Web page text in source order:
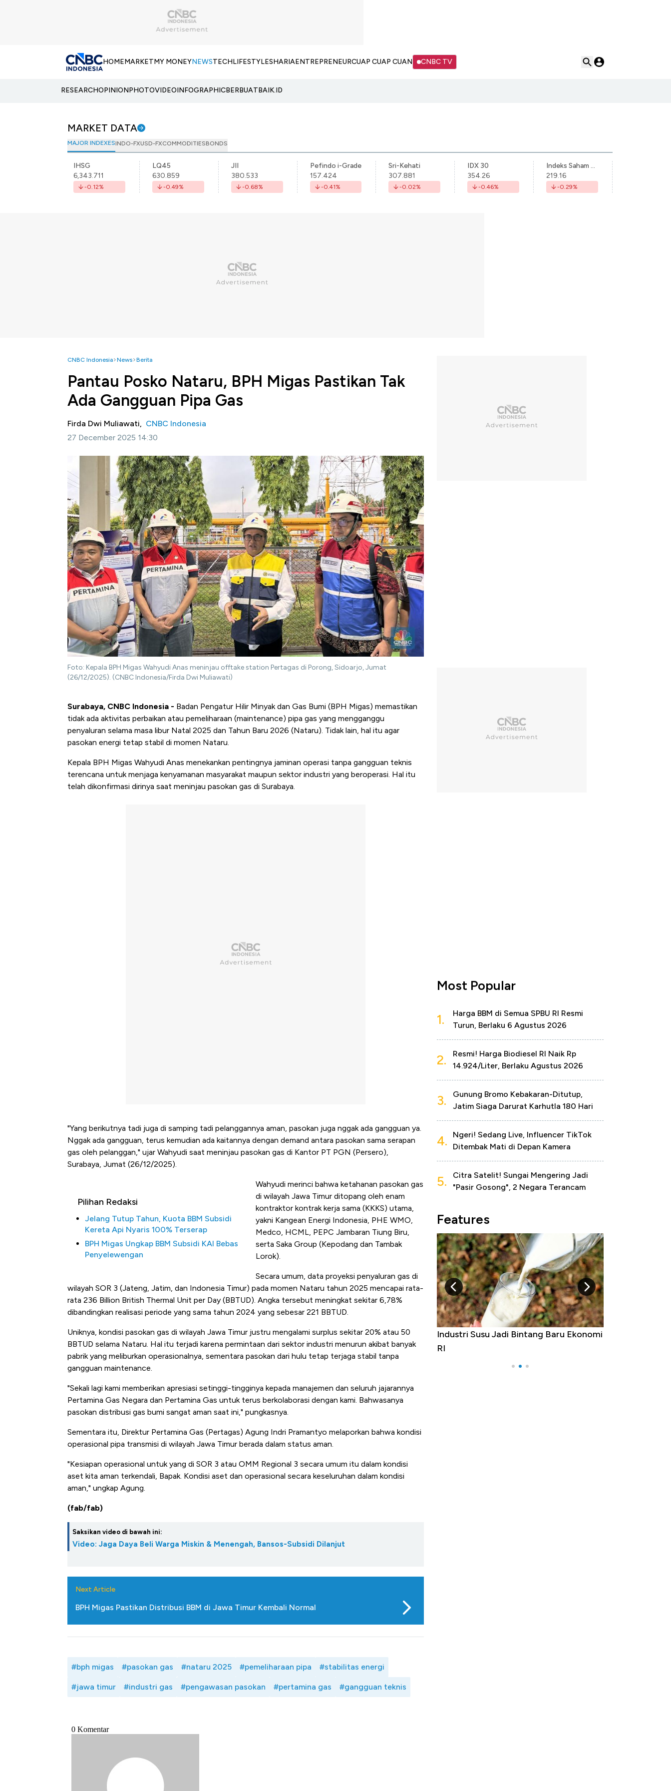
HOMEMARKETMY MONEYNEWSTECHLIFESTYLESHARIAENTREPRENEURCUAP CUAP CUAN CNBC TV
RESEARCHOPINIONPHOTOVIDEOINFOGRAPHICBERBUATBAIK.ID
MARKET DATA
MAJOR INDEXESINDO-FXUSD-FXCOMMODITIESBONDS
IHSG
6,343.711
-0.12%
LQ45
630.859
-0.49%
JII
380.533
-0.68%
Pefindo i-Grade
157.424
-0.41%
Sri-Kehati
307.881
-0.02%
IDX 30
354.26
-0.46%
Indeks Saham Syariah Indonesia
219.16
-0.29%
CNBC Indonesia News Berita
Pantau Posko Nataru, BPH Migas Pastikan Tak
Ada Gangguan Pipa Gas
Firda Dwi Muliawati, CNBC Indonesia
27 December 2025 14:30
Foto: Kepala BPH Migas Wahyudi Anas meninjau offtake station Pertagas di Porong, Sidoarjo, Jumat
(26/12/2025). (CNBC Indonesia/Firda Dwi Muliawati)
Surabaya, CNBC Indonesia - Badan Pengatur Hilir Minyak dan Gas Bumi (BPH Migas) memastikan
tidak ada aktivitas perbaikan atau pemeliharaan (maintenance) pipa gas yang mengganggu
penyaluran selama masa libur Natal 2025 dan Tahun Baru 2026 (Nataru). Tidak lain, hal itu agar
pasokan energi tetap stabil di momen Nataru.
Kepala BPH Migas Wahyudi Anas menekankan pentingnya jaminan operasi tanpa gangguan teknis
terencana untuk menjaga kenyamanan masyarakat maupun sektor industri yang beroperasi. Hal itu
telah dikonfirmasi dirinya saat meninjau pasokan gas di Surabaya.
"Yang berikutnya tadi juga di samping tadi pelanggannya aman, pasokan juga nggak ada gangguan ya.
Nggak ada gangguan, terus kemudian ada kaitannya dengan demand antara pasokan sama serapan
gas oleh pelanggan," ujar Wahyudi saat meninjau pasokan gas di Kantor PT PGN (Persero),
Surabaya, Jumat (26/12/2025).
Pilihan Redaksi
Jelang Tutup Tahun, Kuota BBM Subsidi
Kereta Api Nyaris 100% Terserap
BPH Migas Ungkap BBM Subsidi KAI Bebas
Penyelewengan
Wahyudi merinci bahwa ketahanan pasokan gas
di wilayah Jawa Timur ditopang oleh enam
kontraktor kontrak kerja sama (KKKS) utama,
yakni Kangean Energi Indonesia, PHE WMO,
Medco, HCML, PEPC Jambaran Tiung Biru,
serta Saka Group (Kepodang dan Tambak
Lorok).
Secara umum, data proyeksi penyaluran gas di
wilayah SOR 3 (Jateng, Jatim, dan Indonesia Timur) pada momen Nataru tahun 2025 mencapai rata-
rata 236 Billion British Thermal Unit per Day (BBTUD). Angka tersebut meningkat sekitar 6,78%
dibandingkan realisasi periode yang sama tahun 2024 yang sebesar 221 BBTUD.
Uniknya, kondisi pasokan gas di wilayah Jawa Timur justru mengalami surplus sekitar 20% atau 50
BBTUD selama Nataru. Hal itu terjadi karena permintaan dari sektor industri menurun akibat banyak
pabrik yang meliburkan operasionalnya, sementara pasokan dari hulu tetap terjaga stabil tanpa
gangguan maintenance.
"Sekali lagi kami memberikan apresiasi setinggi-tingginya kepada manajemen dan seluruh jajarannya
Pertamina Gas Negara dan Pertamina Gas untuk terus berkolaborasi dengan kami. Bahwasanya
pasokan distribusi gas bumi sangat aman saat ini," pungkasnya.
Sementara itu, Direktur Pertamina Gas (Pertagas) Agung Indri Pramantyo melaporkan bahwa kondisi
operasional pipa transmisi di wilayah Jawa Timur berada dalam status aman.
"Kesiapan operasional untuk yang di SOR 3 atau OMM Regional 3 secara umum itu dalam kondisi
aset kita aman terkendali, Bapak. Kondisi aset dan operasional secara keseluruhan dalam kondisi
aman," ungkap Agung.
(fab/fab)
Saksikan video di bawah ini:
Video: Jaga Daya Beli Warga Miskin & Menengah, Bansos-Subsidi Dilanjut
Next Article
BPH Migas Pastikan Distribusi BBM di Jawa Timur Kembali Normal
#bph migas #pasokan gas #nataru 2025 #pemeliharaan pipa #stabilitas energi
#jawa timur #industri gas #pengawasan pasokan #pertamina gas #gangguan teknis
Most Popular
1.
Harga BBM di Semua SPBU RI Resmi
Turun, Berlaku 6 Agustus 2026
2.
Resmi! Harga Biodiesel RI Naik Rp
14.924/Liter, Berlaku Agustus 2026
3.
Gunung Bromo Kebakaran-Ditutup,
Jatim Siaga Darurat Karhutla 180 Hari
4.
Ngeri! Sedang Live, Influencer TikTok
Ditembak Mati di Depan Kamera
5.
Citra Satelit! Sungai Mengering Jadi
"Pasir Gosong", 2 Negara Terancam
Features
Bangkit dari Kubur! Bisnis Furniture &
Alas Kaki Tumbuh Double Digit
Industri Susu Jadi Bintang Baru Ekonomi
RI